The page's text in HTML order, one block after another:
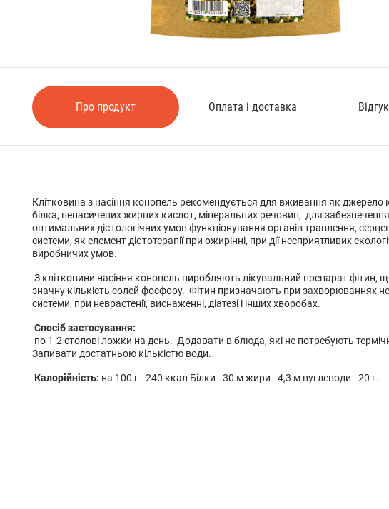
Про продукт Оплата і доставка
Клітковина з насіння конопель рекомендується для вживання як джерело
білка, ненасичених жирних кислот, мінеральних речовин; для забезпечення
оптимальних дієтологічних умов функціонування органів травлення,
системи, як елемент дієтотерапії при ожирінні, при дії несприятливих
виробничих умов.
З клітковини насіння конопель виробляють лікувальний препарат фітин,
значну кількість солей фосфору. Фітин призначають при захворюваннях
системи, при неврастенії, виснаженні, діатезі і інших хворобах.
Спосіб застосування:
по 1-2 столові ложки на день. Додавати в блюда, які не потребують
Запивати достатньою кількістю води.
Калорійність: на 100 г - 240 ккал Білки - 30 м жири - 4,3 м вуглеводи - 20 г.